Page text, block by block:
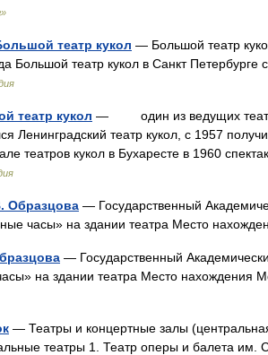
театр кукол — Большой театр
Большой театр кукол в Санкт Петербурге
театр кукол — один из ведущих
Ленинградский театр кукол, с 1957
театров кукол в Бухаресте в 1960
Образцова — Государственный
часы» на здании театра Место
— Государственный
на здании театра Место нахождения
— Театры и концертные залы
театры 1. Театр оперы и балета